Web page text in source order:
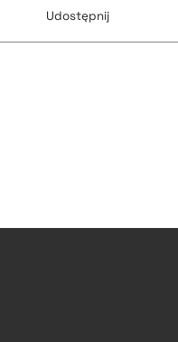
pobierz cytat
Udostępnij